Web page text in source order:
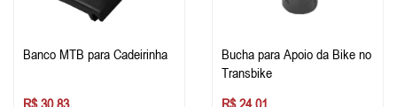
Banco MTB para Cadeirinha
R$ 30,83
Bucha para Apoio da Bike no
Transbike
R$ 24,01